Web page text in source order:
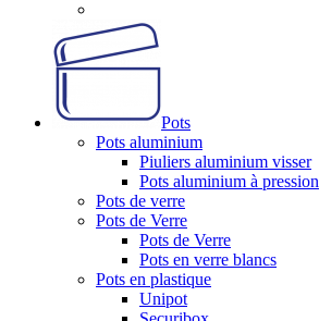
Pots
Pots aluminium
Piuliers aluminium visser
Pots aluminium à pression
Pots de verre
Pots de Verre
Pots de Verre
Pots en verre blancs
Pots en plastique
Unipot